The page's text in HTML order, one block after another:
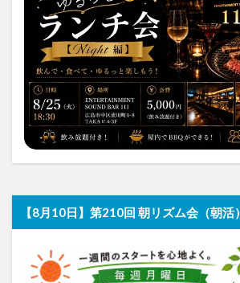
【8月10日】第210回 朝リズム会（朝活）